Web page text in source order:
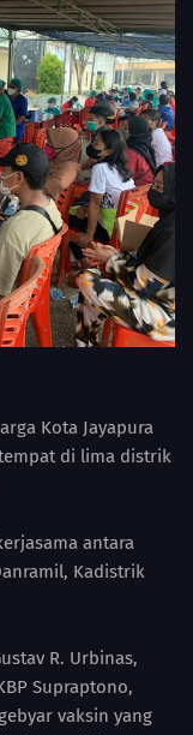
Kota Jayapura
di lima distrik
antara
Kadistrik
R. Urbinas,
Supraptono,
vaksin yang